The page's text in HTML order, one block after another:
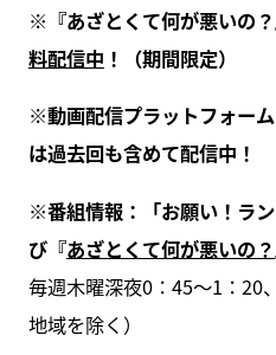
※ 『あざとくて何が悪いの
料配信中 ！（期間限定）
※動画配信プラットフォー
は過去回も含めて配信中！
※番組情報：「お願い！ラ
び『あざとくて何が悪いの？
毎週木曜深夜0：45～1：
地域を除く）